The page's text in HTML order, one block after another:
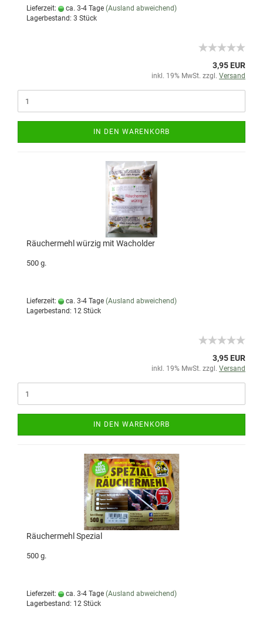
Lieferzeit: ca. 3-4 Tage (Ausland abweichend)
Lagerbestand: 3 Stück
3,95 EUR
inkl. 19% MwSt. zzgl. Versand
IN DEN WARENKORB
Räuchermehl würzig mit Wacholder
500 g.
Lieferzeit: ca. 3-4 Tage (Ausland abweichend)
Lagerbestand: 12 Stück
3,95 EUR
inkl. 19% MwSt. zzgl. Versand
IN DEN WARENKORB
Räuchermehl Spezial
500 g.
Lieferzeit: ca. 3-4 Tage (Ausland abweichend)
Lagerbestand: 12 Stück